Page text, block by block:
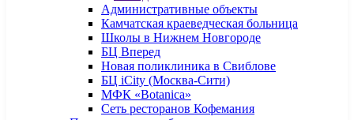
Административные объекты
Камчатская краеведческая больница
Школы в Нижнем Новгороде
БЦ Вперед
Новая поликлиника в Свиблове
БЦ iCity (Москва-Сити)
МФК «Botanica»
Сеть ресторанов Кофемания